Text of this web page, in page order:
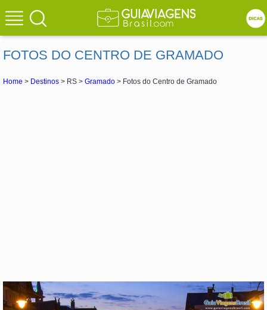
FOTOS DO CENTRO DE GRAMADO
Home > Destinos > RS > Gramado > Fotos do Centro de Gramado